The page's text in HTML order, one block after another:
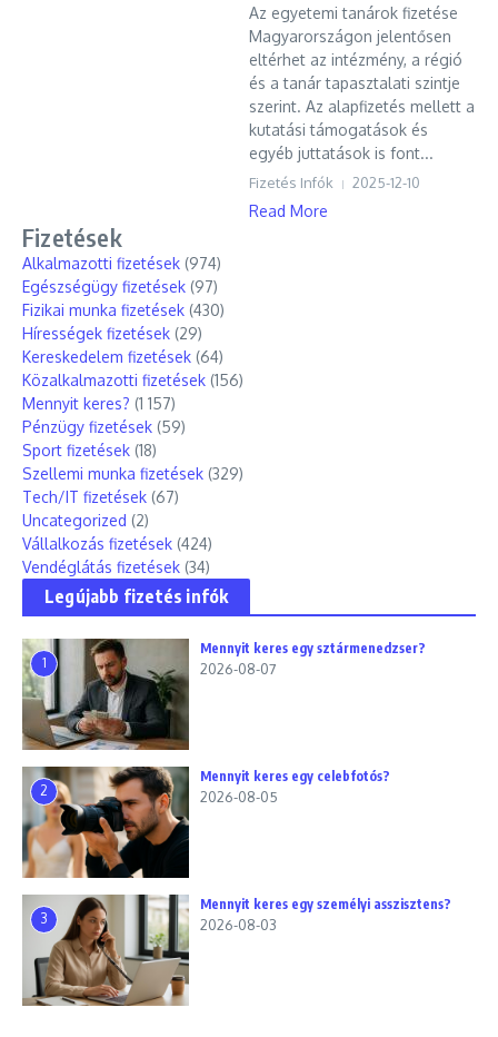
Az egyetemi tanárok fizetése
Magyarországon jelentősen
eltérhet az intézmény, a régió
és a tanár tapasztalati szintje
szerint. Az alapfizetés mellett a
kutatási támogatások és
egyéb juttatások is font...
Fizetés Infók 2025-12-10
Read More
Fizetések
Alkalmazotti fizetések (974)
Egészségügy fizetések (97)
Fizikai munka fizetések (430)
Hírességek fizetések (29)
Kereskedelem fizetések (64)
Közalkalmazotti fizetések (156)
Mennyit keres? (1 157)
Pénzügy fizetések (59)
Sport fizetések (18)
Szellemi munka fizetések (329)
Tech/IT fizetések (67)
Uncategorized (2)
Vállalkozás fizetések (424)
Vendéglátás fizetések (34)
Legújabb fizetés infók
1
Mennyit keres egy sztármenedzser?
2026-08-07
2
Mennyit keres egy celebfotós?
2026-08-05
3
Mennyit keres egy személyi asszisztens?
2026-08-03